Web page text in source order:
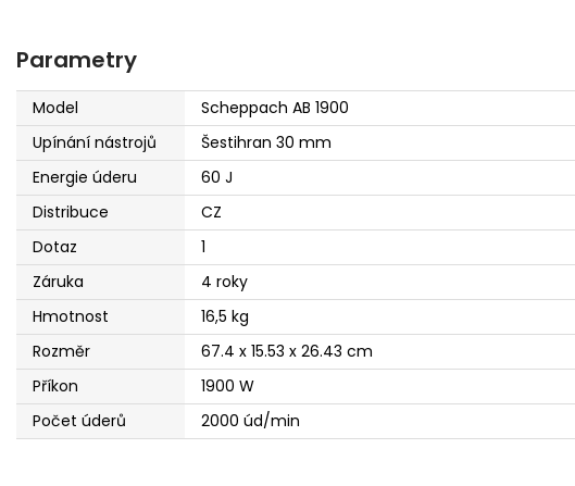
Parametry
Model
Scheppach AB 1900
Upínání nástrojů
Šestihran 30 mm
Energie úderu
60 J
Distribuce
CZ
Dotaz
1
Záruka
4 roky
Hmotnost
16,5 kg
Rozměr
67.4 x 15.53 x 26.43 cm
Příkon
1900 W
Počet úderů
2000 úd/min